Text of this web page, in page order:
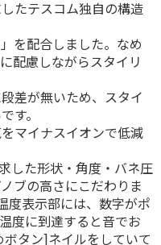
たテスコム独自の構造
を配合しました。なめ
配慮しながらスタイリ
差が無いため、スタイ
す。
マイナスイオンで低減
した形状・角度・バネ圧
ブの高さにこだわりま
度表示部には、数字がポ
度に到達すると音でお
タン]ネイルをしていて